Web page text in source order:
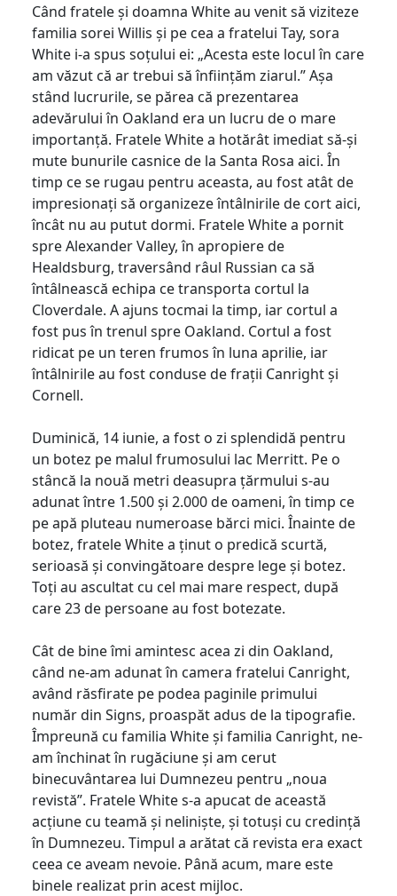
Când fratele și doamna White au venit să viziteze
familia sorei Willis și pe cea a fratelui Tay, sora
White i-a spus soțului ei: „Acesta este locul în care
am văzut că ar trebui să înființăm ziarul.” Așa
stând lucrurile, se părea că prezentarea
adevărului în Oakland era un lucru de o mare
importanță. Fratele White a hotărât imediat să-și
mute bunurile casnice de la Santa Rosa aici. În
timp ce se rugau pentru aceasta, au fost atât de
impresionați să organizeze întâlnirile de cort aici,
încât nu au putut dormi. Fratele White a pornit
spre Alexander Valley, în apropiere de
Healdsburg, traversând râul Russian ca să
întâlnească echipa ce transporta cortul la
Cloverdale. A ajuns tocmai la timp, iar cortul a
fost pus în trenul spre Oakland. Cortul a fost
ridicat pe un teren frumos în luna aprilie, iar
întâlnirile au fost conduse de frații Canright și
Cornell.
Duminică, 14 iunie, a fost o zi splendidă pentru
un botez pe malul frumosului lac Merritt. Pe o
stâncă la nouă metri deasupra țărmului s-au
adunat între 1.500 și 2.000 de oameni, în timp ce
pe apă pluteau numeroase bărci mici. Înainte de
botez, fratele White a ținut o predică scurtă,
serioasă și convingătoare despre lege și botez.
Toți au ascultat cu cel mai mare respect, după
care 23 de persoane au fost botezate.
Cât de bine îmi amintesc acea zi din Oakland,
când ne-am adunat în camera fratelui Canright,
având răsfirate pe podea paginile primului
număr din Signs, proaspăt adus de la tipografie.
Împreună cu familia White și familia Canright, ne-
am închinat în rugăciune și am cerut
binecuvântarea lui Dumnezeu pentru „noua
revistă”. Fratele White s-a apucat de această
acțiune cu teamă și neliniște, și totuși cu credință
în Dumnezeu. Timpul a arătat că revista era exact
ceea ce aveam nevoie. Până acum, mare este
binele realizat prin acest mijloc.